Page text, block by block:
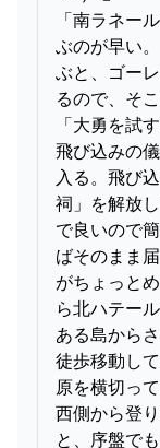
「南ラネー
ぶのが早い
ぶと、ゴー
るので、そ
「大勇を試
飛び込みの
入る。飛び
祠」を解放
で良いので
ばそのまま
がちょっと
ら北ハテー
ある島から
徒歩移動し
原を横切っ
西側から登
と、序盤で